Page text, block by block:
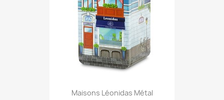
Maisons Léonidas Métal